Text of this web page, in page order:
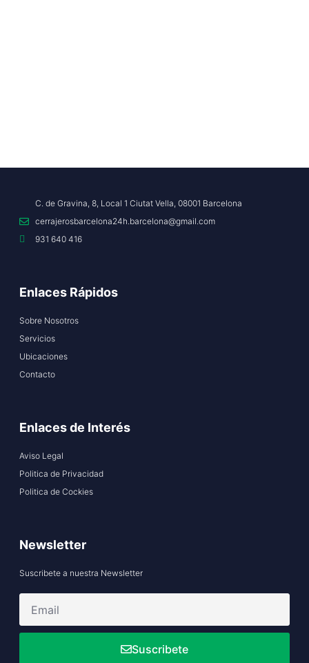
C. de Gravina, 8, Local 1 Ciutat Vella, 08001 Barcelona
cerrajerosbarcelona24h.barcelona@gmail.com
931 640 416
Enlaces Rápidos
Sobre Nosotros
Servicios
Ubicaciones
Contacto
Enlaces de Interés
Aviso Legal
Politica de Privacidad
Politica de Cockies
Newsletter
Suscribete a nuestra Newsletter
Suscribete